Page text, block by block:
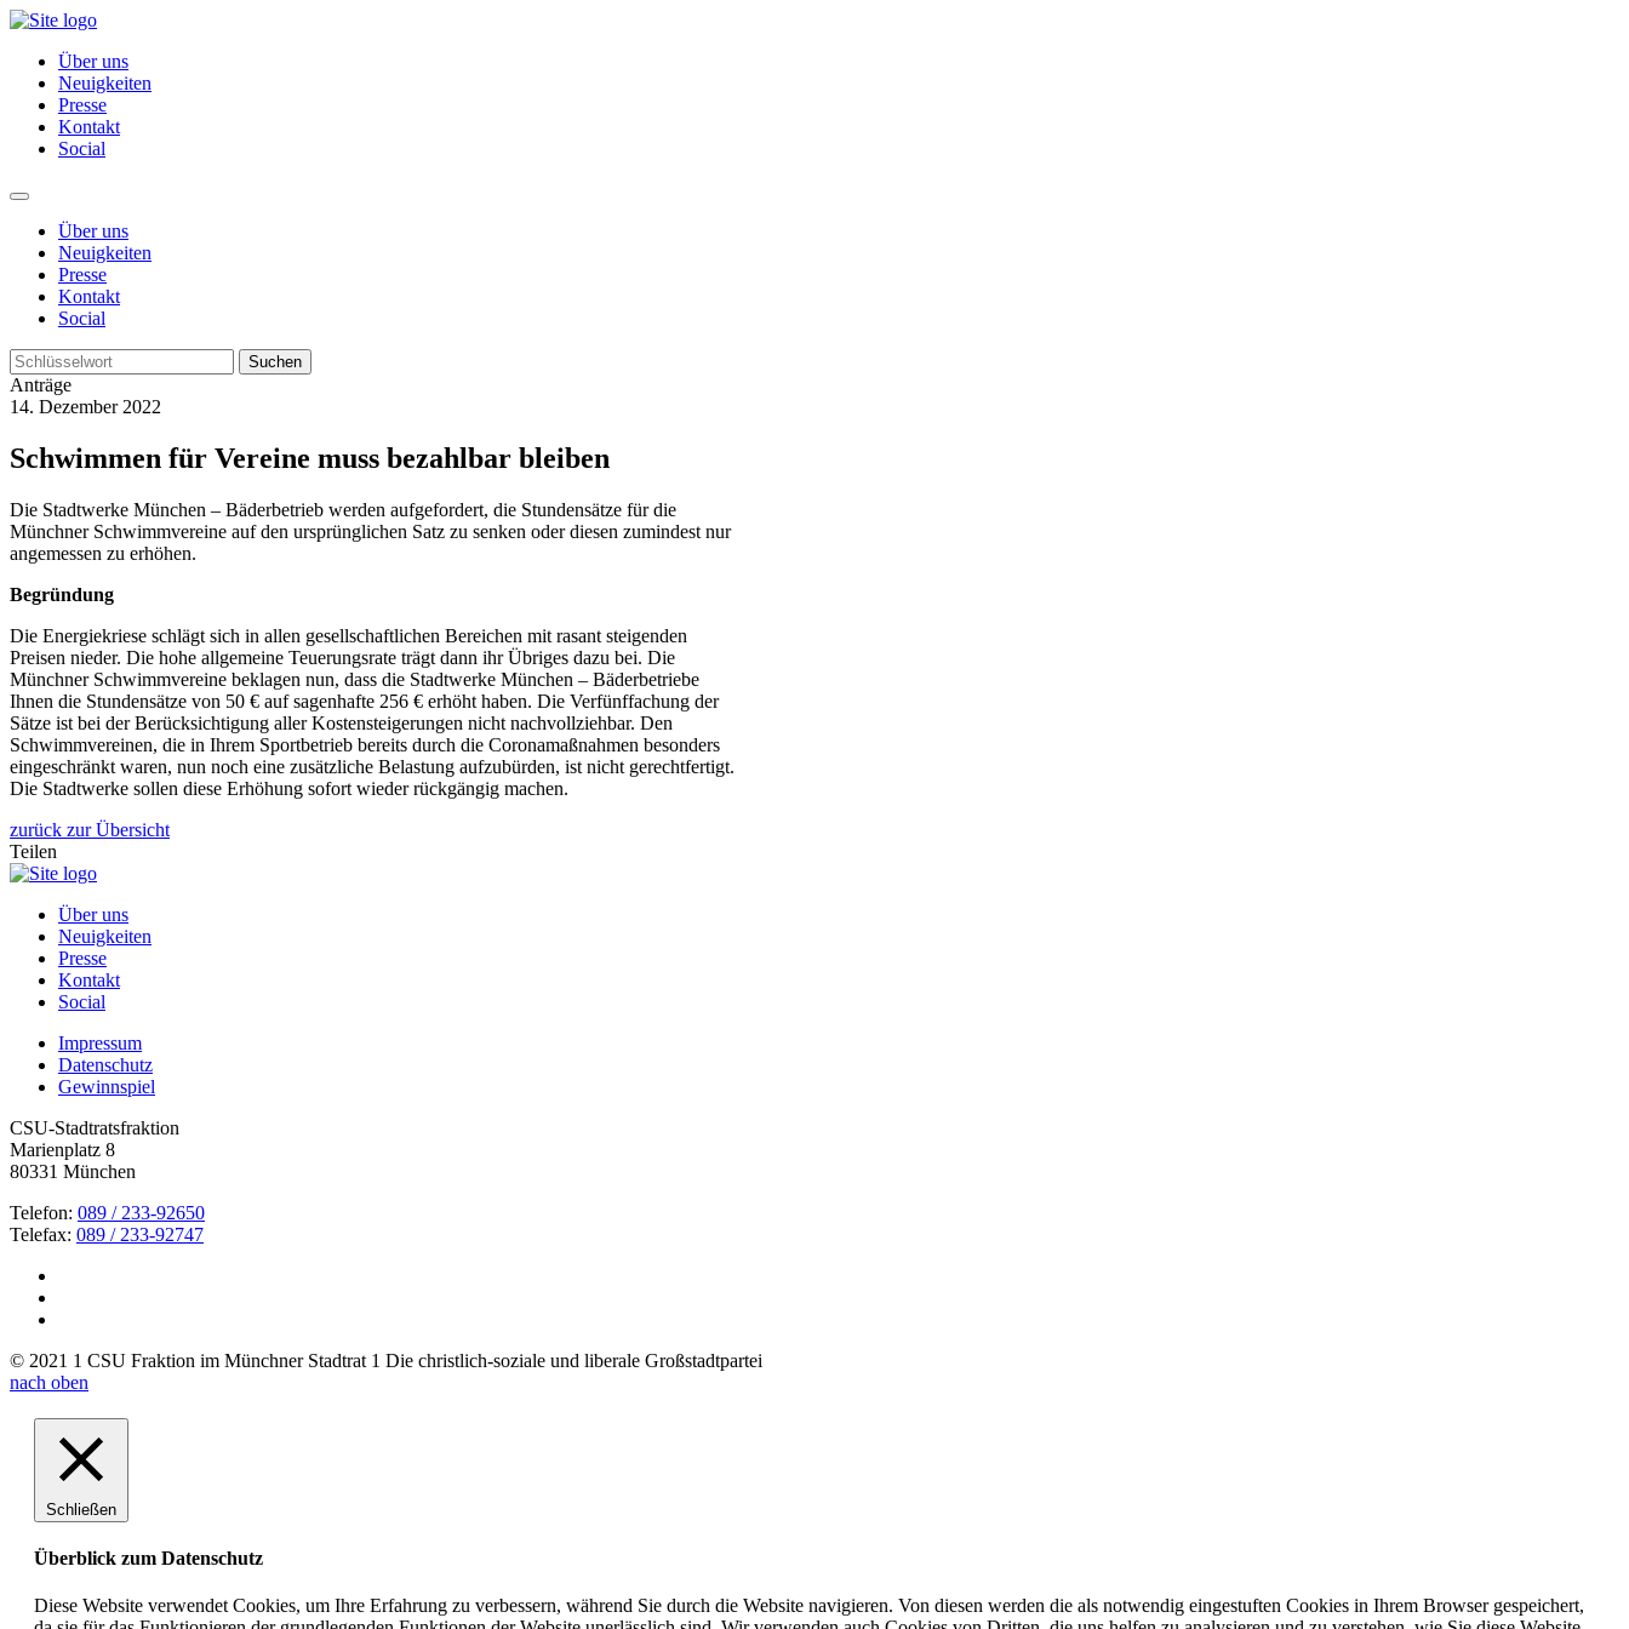
Über uns
Neuigkeiten
Presse
Kontakt
Social
Über uns
Neuigkeiten
Presse
Kontakt
Social
Suchen
Anträge
14. Dezember 2022
Schwimmen für Vereine muss bezahlbar bleiben
Die Stadtwerke München – Bäderbetrieb werden aufgefordert, die Stundensätze für die
Münchner Schwimmvereine auf den ursprünglichen Satz zu senken oder diesen zumindest nur
angemessen zu erhöhen.
Begründung
Die Energiekriese schlägt sich in allen gesellschaftlichen Bereichen mit rasant steigenden
Preisen nieder. Die hohe allgemeine Teuerungsrate trägt dann ihr Übriges dazu bei. Die
Münchner Schwimmvereine beklagen nun, dass die Stadtwerke München – Bäderbetriebe
Ihnen die Stundensätze von 50 € auf sagenhafte 256 € erhöht haben. Die Verfünffachung der
Sätze ist bei der Berücksichtigung aller Kostensteigerungen nicht nachvollziehbar. Den
Schwimmvereinen, die in Ihrem Sportbetrieb bereits durch die Coronamaßnahmen besonders
eingeschränkt waren, nun noch eine zusätzliche Belastung aufzubürden, ist nicht gerechtfertigt.
Die Stadtwerke sollen diese Erhöhung sofort wieder rückgängig machen.
zurück zur Übersicht
Teilen
Über uns
Neuigkeiten
Presse
Kontakt
Social
Impressum
Datenschutz
Gewinnspiel
CSU-Stadtratsfraktion
Marienplatz 8
80331 München
Telefon: 089 / 233-92650
Telefax: 089 / 233-92747
© 2021 1 CSU Fraktion im Münchner Stadtrat 1 Die christlich-soziale und liberale Großstadtpartei
nach oben
Schließen
Überblick zum Datenschutz
Diese Website verwendet Cookies, um Ihre Erfahrung zu verbessern, während Sie durch die Website navigieren. Von diesen werden die als notwendig eingestuften Cookies in Ihrem Browser gespeichert,